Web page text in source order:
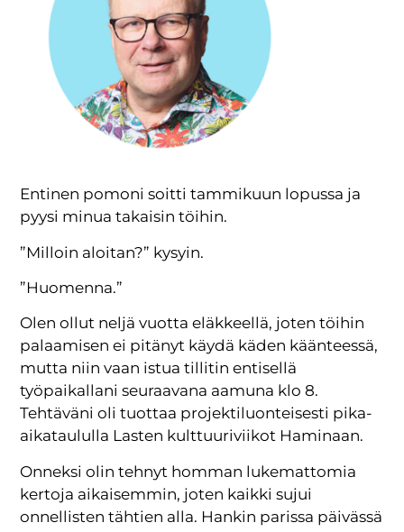
Entinen pomoni soitti tammikuun lopussa ja
pyysi minua takaisin töihin.
”Milloin aloitan?” kysyin.
”Huomenna.”
Olen ollut neljä vuotta eläkkeellä, joten töihin
palaamisen ei pitänyt käydä käden käänteessä,
mutta niin vaan istua tillitin entisellä
työpaikallani seuraavana aamuna klo 8.
Tehtäväni oli tuottaa projektiluonteisesti pika-
aikataululla Lasten kulttuuriviikot Haminaan.
Onneksi olin tehnyt homman lukemattomia
kertoja aikaisemmin, joten kaikki sujui
onnellisten tähtien alla. Hankin parissa päivässä